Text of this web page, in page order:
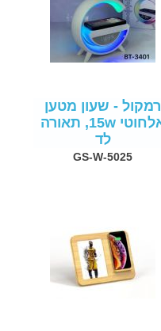
רמקול - שעון מטען
אלחוטי 15w, תאורה
לד
GS-W-5025